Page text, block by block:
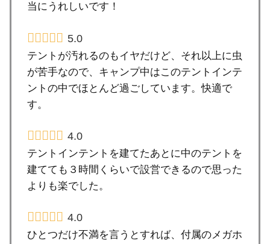
当にうれしいです！
5.0
テントが汚れるのもイヤだけど、それ以上に虫
が苦手なので、キャンプ中はこのテントインテ
ントの中でほとんど過ごしています。快適で
す。
4.0
テントインテントを建てたあとに中のテントを
建てても３時間くらいで設営できるので思った
よりも楽でした。
4.0
ひとつだけ不満を言うとすれば、付属のメガホ